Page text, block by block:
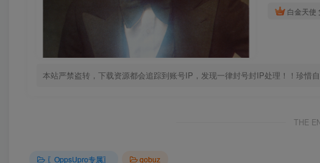
白金天使
本站严禁盗转，下载资源都会追踪到账号IP，发现一律封号封IP处理！！珍惜自
THE
〖OppsUpro专属〗 qobuz